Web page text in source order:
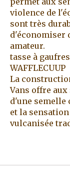
violence de
sont très
d'économiser
amateur.
tasse à gaufres
WAFFLECUUP
La
Vans offre
d'une semelle
et la
vulcanisée